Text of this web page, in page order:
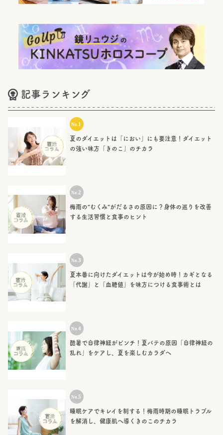
記事ランキング
夏のダイエットは「におい」にも要注意！ダイエット
の強い味方「きのこ」のチカラ
梅雨の“むくみ”がだるさの原因に？身体の巡りを改善
する生活習慣と食事のヒント
夏本番に向けたダイエットは今が始め時！カギとなる
「代謝」と「血糖値」を味方につける食事術とは
酷暑で自律神経がピンチ！夏バテの原因「自律神経の
乱れ」をケアし、夏を楽しむカラダへ
睡眠ケアでキレイを制する！梅雨時期の睡眠トラブル
を解消し、健康肌へ導くきのこのチカラ